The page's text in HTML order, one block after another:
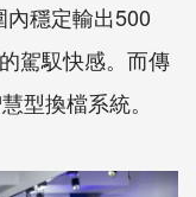
穩定輸出500
駕馭快感。而傳
型換檔系統。